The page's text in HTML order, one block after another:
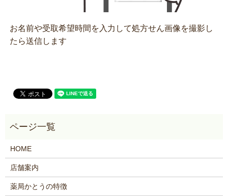
お名前や受取希望時間を入力して処方せん画像を撮影し
たら送信します
HOME
店舗案内
薬局かとうの特徴